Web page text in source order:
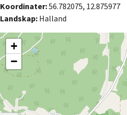
Koordinater:56.782075, 12.875977
Landskap: Halland
+
−